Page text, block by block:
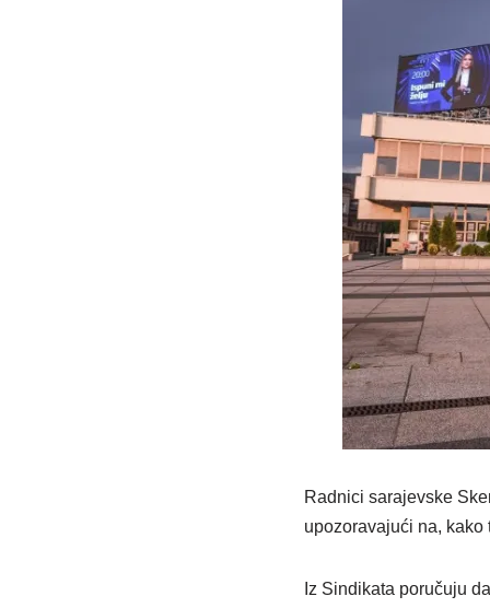
Radnici sarajevske
upozoravajući na,
Iz Sindikata poručuju